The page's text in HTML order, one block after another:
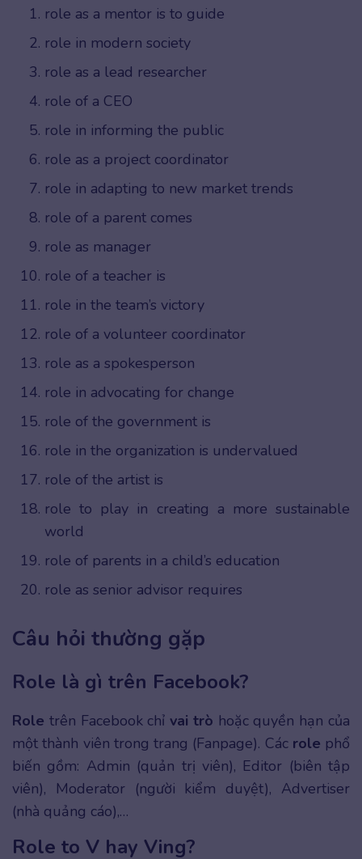
role as a mentor is to guide
role in modern society
role as a lead researcher
role of a CEO
role in informing the public
role as a project coordinator
role in adapting to new market trends
role of a parent comes
role as manager
role of a teacher is
role in the team’s victory
role of a volunteer coordinator
role as a spokesperson
role in advocating for change
role of the government is
role in the organization is undervalued
role of the artist is
role to play in creating a more sustainable
world
role of parents in a child’s education
role as senior advisor requires
Câu hỏi thường gặp
Role là gì trên Facebook?
Role trên Facebook chỉvai trò hoặc quyền hạn của
một thành viên trong trang (Fanpage). Các role phổ
biến gồm: Admin (quản trị viên), Editor (biên tập
viên), Moderator (người kiểm duyệt), Advertiser
(nhà quảng cáo),…
Role to V hay Ving?